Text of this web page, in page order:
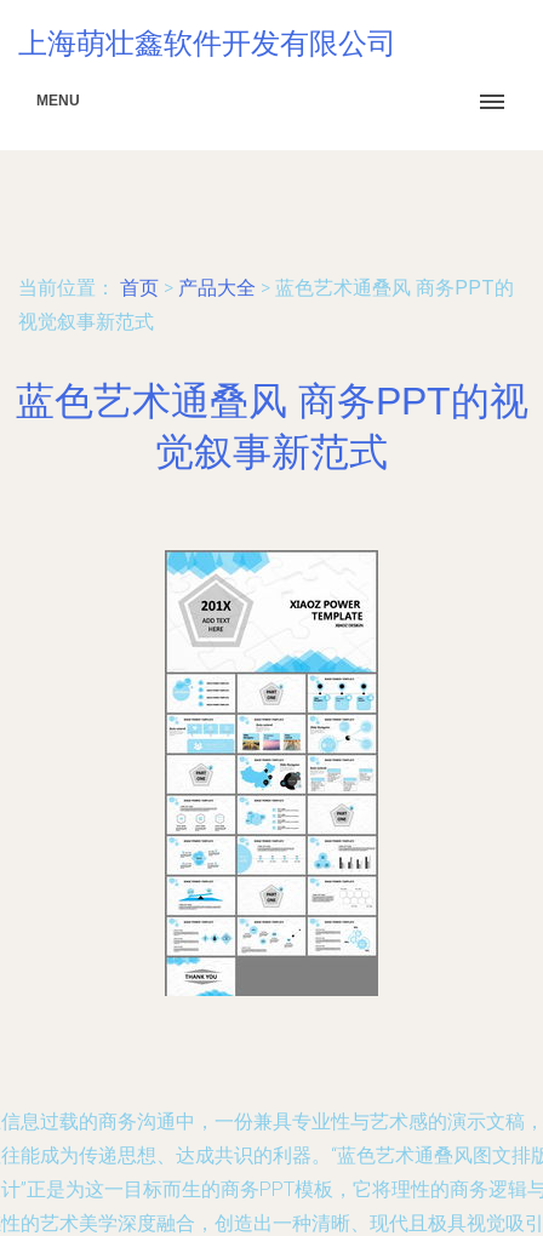
上海萌壮鑫软件开发有限公司
MENU
当前位置： 首页 > 产品大全 > 蓝色艺术通叠风 商务PPT的
视觉叙事新范式
蓝色艺术通叠风 商务PPT的视
觉叙事新范式
息过载的商务沟通中，一份兼具专业性与艺术感的演示文稿，
能成为传递思想、达成共识的利器。“蓝色艺术通叠风图文排
”正是为这一目标而生的商务PPT模板，它将理性的商务逻辑
的艺术美学深度融合，创造出一种清晰、现代且极具视觉吸引